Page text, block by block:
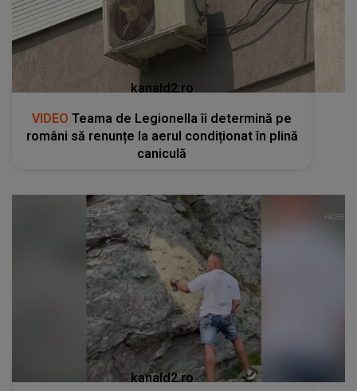
kanald2.ro
VIDEO Teama de Legionella îi determină pe
români să renunțe la aerul condiționat în plină
caniculă
kanald2.ro